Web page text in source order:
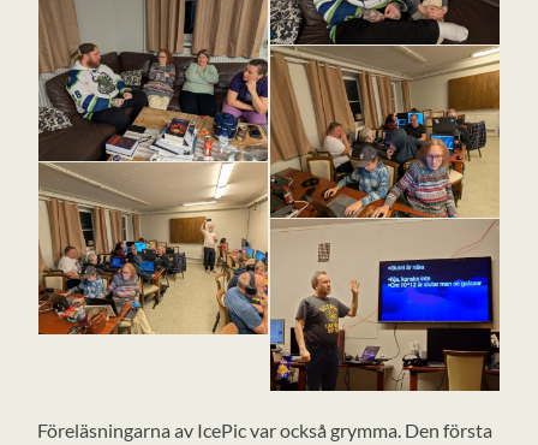
Föreläsningarna av IcePic var också grymma. Den första